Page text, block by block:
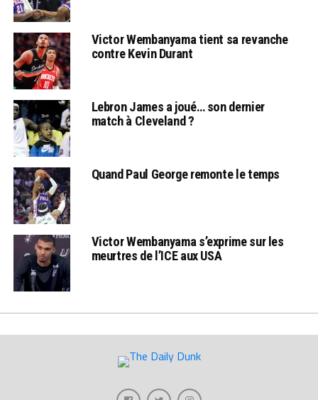
Victor Wembanyama tient sa revanche
contre Kevin Durant
Lebron James a joué… son dernier
match à Cleveland ?
Quand Paul George remonte le temps
Victor Wembanyama s’exprime sur les
meurtres de l’ICE aux USA